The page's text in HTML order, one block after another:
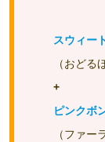
スウィー
（おどる
+
ピンクボ
（ファー